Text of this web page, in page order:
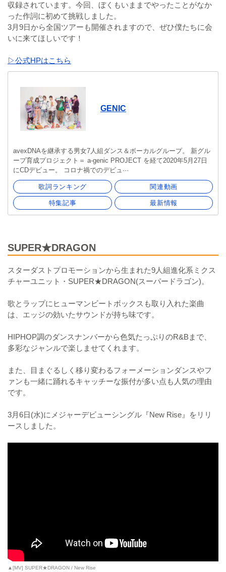
収録されています。今回、ぼくもいままでやったことがなか
った作詞に初めて挑戦しました。
3月9日から全国ツアーも開催されますので、ぜひ僕たちに会
いに来てほしいです！
▷公式HPはこちら
GENIC
avexDNAを継承する男女7人組ダンス＆ボーカルグループ。 新グル
ープ育成プロジェクト＝ a-genic PROJECT を経て2020年5月27日
にCDデビュー。 コロナ禍でのデビュ···
歌詞ランキング 関連動画
特集記事 最新情報
SUPER★DRAGON
スターダストプロモーションから生まれた9人組進化系ミクス
チャーユニット・SUPER★DRAGON(スーパードラゴン)。
歌とラップにヒューマンビートボックスも取り入れた楽曲
は、エッジの効いたサウンドが持ち味です。
HIPHOP調のダンスナンバーから色気たっぷりのR&Bまで、
多彩なジャンルで楽しませてくれます。
また、目まぐるしく移り変わるフォーメーションダンスやフ
ァンも一緒に踊れるキャッチーな振付が多い点も人気の理由
です。
3月6日(水)にメジャーデビューシングル『New Rise』をリリ
ースしました。
▲[MV] SUPER★DRAGON / New Rise